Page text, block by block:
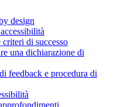
design
di successo
una dichiarazione di
feedback e procedura di